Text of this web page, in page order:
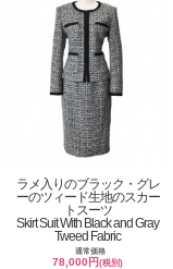
ラメ入りのブラック・グレ
ーのツィード生地のスカー
トスーツ
Skirt Suit With Black and Gray
Tweed Fabric
通常価格
78,000円(税別)